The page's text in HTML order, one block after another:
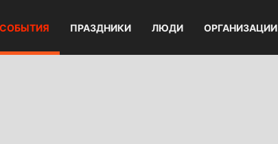
СОБЫТИЯ ПРАЗДНИКИ ЛЮДИ ОРГАНИЗАЦИИ